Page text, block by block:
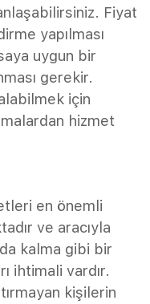
Fiyat
yapılması
uygun bir
gerekir.
için
hizmet
en önemli
ve aracıyla
kalma gibi bir
ihtimali vardır.
kişilerin